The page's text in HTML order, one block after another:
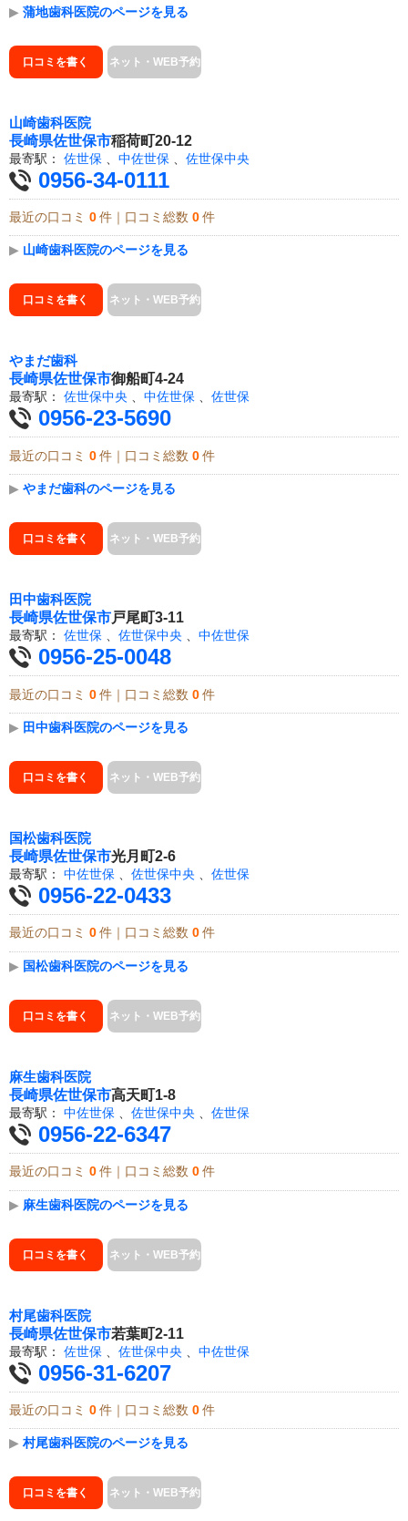
▶ 蒲地歯科医院のページを見る
口コミを書く ネット・WEB予約
山崎歯科医院
長崎県佐世保市稲荷町20-12
最寄駅： 佐世保 中佐世保 佐世保中央
0956-34-0111
最近の口コミ 0 件｜口コミ総数 0 件
▶ 山崎歯科医院のページを見る
口コミを書く ネット・WEB予約
やまだ歯科
長崎県佐世保市御船町4-24
最寄駅： 佐世保中央 、 中佐世保 、 佐世保
0956-23-5690
最近の口コミ 0 件｜口コミ総数 0 件
▶ やまだ歯科のページを見る
口コミを書く ネット・WEB予約
田中歯科医院
長崎県佐世保市戸尾町3-11
最寄駅： 佐世保 、 佐世保中央 、 中佐世保
0956-25-0048
最近の口コミ 0 件｜口コミ総数 0 件
▶ 田中歯科医院のページを見る
口コミを書く ネット・WEB予約
国松歯科医院
長崎県佐世保市光月町2-6
最寄駅： 中佐世保 佐世保中央 佐世保
0956-22-0433
最近の口コミ 0 件｜口コミ総数 0 件
▶ 国松歯科医院のページを見る
口コミを書く ネット・WEB予約
麻生歯科医院
長崎県佐世保市高天町1-8
最寄駅： 中佐世保 佐世保中央 佐世保
0956-22-6347
最近の口コミ 0 件｜口コミ総数 0 件
▶ 麻生歯科医院のページを見る
口コミを書く ネット・WEB予約
村尾歯科医院
長崎県佐世保市若葉町2-11
最寄駅： 佐世保 佐世保中央 中佐世保
0956-31-6207
最近の口コミ 0 件｜口コミ総数 0 件
▶ 村尾歯科医院のページを見る
口コミを書く ネット・WEB予約